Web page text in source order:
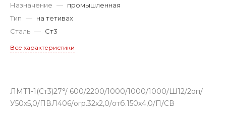
Назначение — промышленная
Тип — на тетивах
Сталь — Ст3
Все характеристики
ЛМТ1-1(Ст3)27°/ 600/2200/1000/1000/1000/Ш12/2оп/
У50х5,0/ПВЛ406/огр.32х2,0/отб.150х4,0/П/СВ